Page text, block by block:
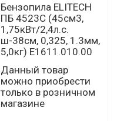
Бензопила ELITECH
ПБ 4523С (45см3,
1,75кВт/2,4л.с.
ш-38см, 0,325, 1.3мм,
5,0кг) E1611.010.00
Данный товар
можно приобрести
только в розничном
магазине